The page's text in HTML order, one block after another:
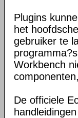
Plugins
het
gebruiker te
Workbench
De officiele